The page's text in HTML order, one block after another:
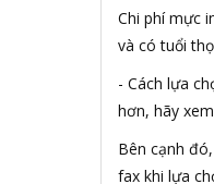
ACCESS
Ace
ACE PLUS
Acer
ACGAM
Acnos
Chi phí mực
và có tuổi
- Cách lựa
hơn, hãy
Bên cạnh
fax khi lựa